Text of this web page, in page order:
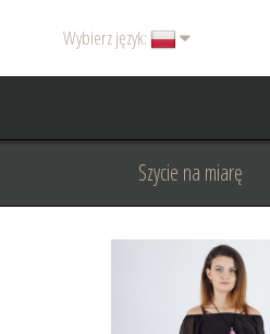
Wybierz język:
Szycie na miarę
Basic Dodatki
Odzież wizytowa